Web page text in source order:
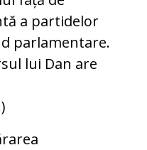
a partidelor
parlamentare.
lui Dan are